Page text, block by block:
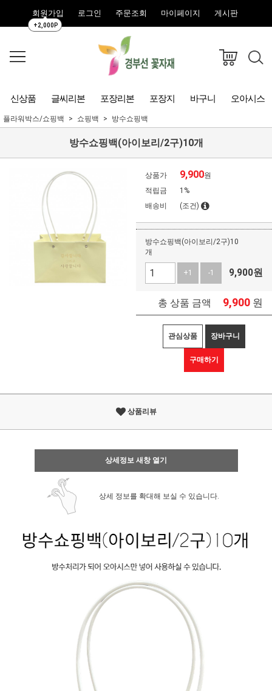
회원가입
+2,000P
로그인 주문조회 마이페이지 게시판
신상품 글씨리본 포장리본 포장지 바구니 오아시스
플라워박스/쇼핑백 쇼핑백 방수쇼핑백
방수쇼핑백(아이보리/2구)10개
상품가 9,900원
적립금
1%
배송비
(조건)
방수쇼핑백(아이보리/2구)10
개
+1 -1 9,900원
총 상품 금액 9,900 원
관심상품 장바구니
구매하기
상품리뷰
상세정보 새창 열기
상세 정보를 확대해 보실 수 있습니다.